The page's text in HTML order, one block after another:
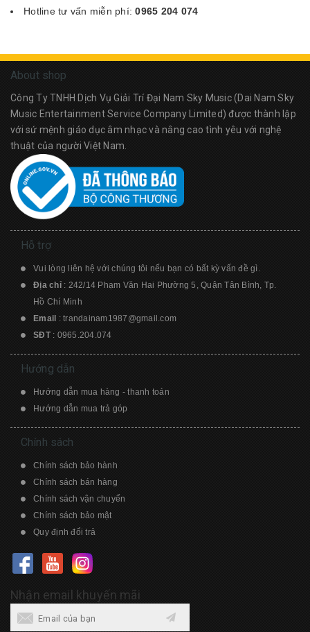
Hotline tư vấn miễn phí:0965 204 074
About shop
Công Ty TNHH Dịch Vụ Giải Trí Đại Nam Sky Music (Dai Nam Sky
Music Entertainment Service Company Limited) được thành lập
với sứ mệnh giáo dục âm nhạc và nâng cao tình yêu với nghệ
thuật của người Việt Nam.
Hỗ trợ
Vui lòng liên hệ với chúng tôi nếu bạn có bất kỳ vấn đề gì.
Địa chỉ : 242/14 Phạm Văn Hai Phường 5, Quận Tân Bình, Tp.
Hồ Chí Minh
Email : trandainam1987@gmail.com
SĐT : 0965.204.074
Hướng dẫn
Hướng dẫn mua hàng - thanh toán
Hướng dẫn mua trả góp
Chính sách
Chính sách bảo hành
Chính sách bán hàng
Chính sách vận chuyển
Chính sách bảo mật
Quy định đổi trả
Nhận email khuyến mãi